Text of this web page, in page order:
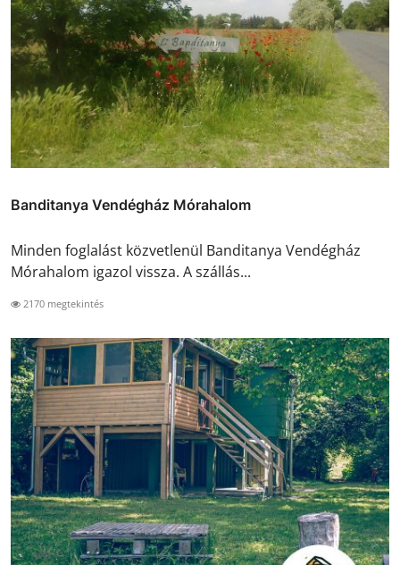
Banditanya Vendégház Mórahalom
Minden foglalást közvetlenül Banditanya Vendégház
Mórahalom igazol vissza. A szállás...
2170 megtekintés